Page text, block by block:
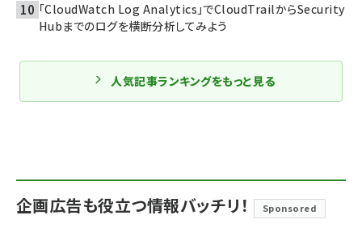
「CloudWatch Log Analytics」でCloudTrailからSecurity
Hubまでのログを横断分析してみよう
人気記事ランキングをもっと見る
企画広告も役立つ情報バッチリ！ Sponsored